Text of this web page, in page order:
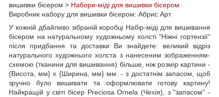
вишивки бісером > Набори-міді для вишивки бісером
Виробник набору для вишивки бісером: Абрис Арт
У кожній дбайливо зібраній коробці Набір-міді для вишивання
бісером на натуральному художньому холсті "Ніжні гортензії"
після придбання та доставки Ви знайдете: великий відріз
натурального художнього холста з нанесеним зображенням-
схемою (тканини для вишивання) більше, ніж розмір картини -
{Висота, мм} х {Ширина, мм} мм. - з достатнім запасом, щоб
зручно було вишивати та оформлювати готову картину!
Найкращій у світі бісер Preciosa Ornela (Чехія), з "запасом" -